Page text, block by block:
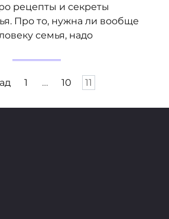
рецепты и секреты
Про то, нужна ли вообще
семья, надо
1 … 10 11